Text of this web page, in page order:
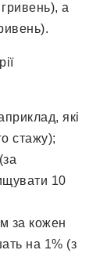
а
які
стажу);
10
за кожен
на 1% (з